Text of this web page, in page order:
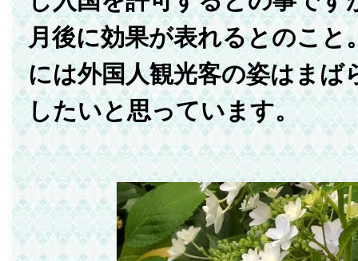
月後に効果が表れるとのこと
には外国人観光客の姿はまば
したいと思っています。